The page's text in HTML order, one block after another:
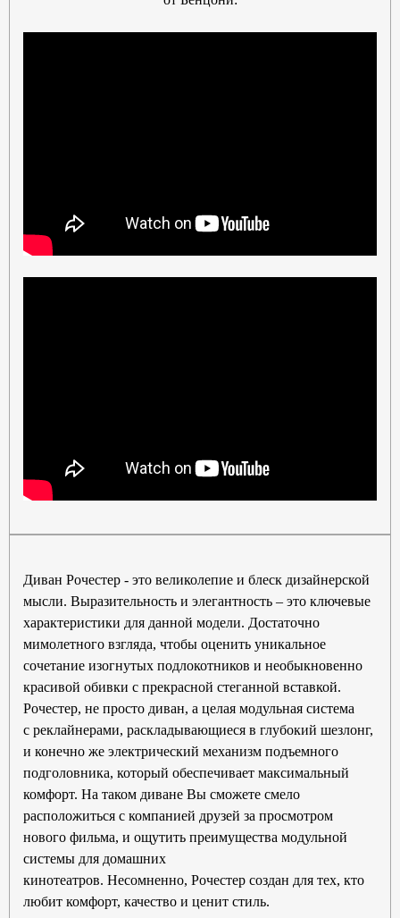
Диван Рочестер - это великолепие и блеск дизайнерской
мысли. Выразительность и элегантность – это ключевые
характеристики для данной модели. Достаточно
мимолетного взгляда, чтобы оценить уникальное
сочетание изогнутых подлокотников и необыкновенно
красивой обивки с прекрасной стеганной вставкой.
Рочестер, не просто диван, а целая модульная система
с реклайнерами, раскладывающиеся в глубокий шезлонг,
и конечно же электрический механизм подъемного
подголовника, который обеспечивает максимальный
комфорт. На таком диване Вы сможете смело
расположиться с компанией друзей за просмотром
нового фильма, и ощутить преимущества модульной
системы для домашних
кинотеатров. Несомненно, Рочестер создан для тех, кто
любит комфорт, качество и ценит стиль.